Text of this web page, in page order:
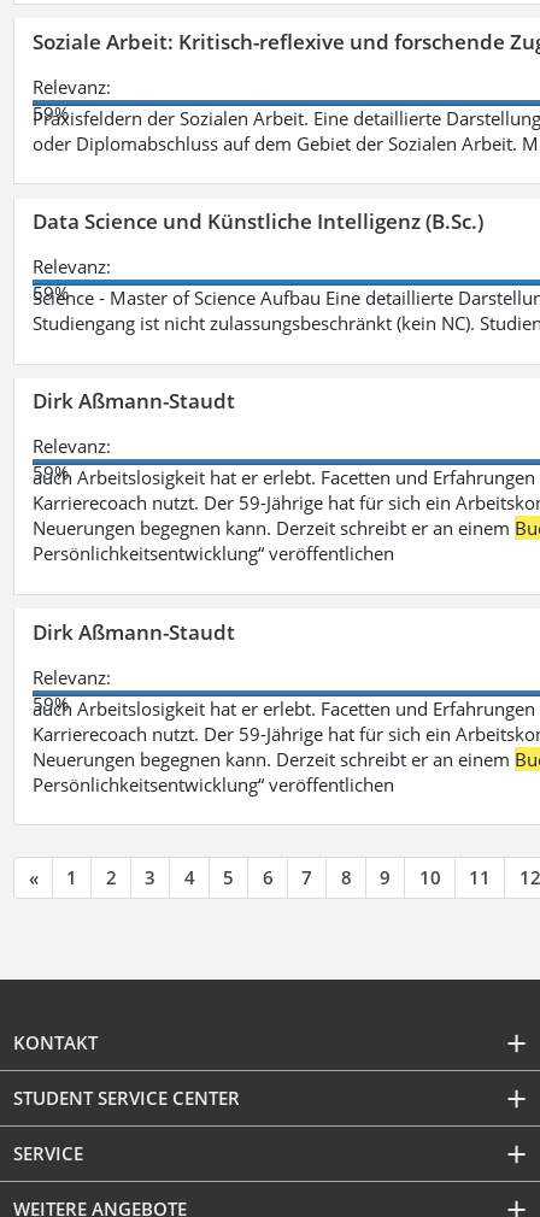
Soziale Arbeit: Kritisch-reflexive und forschende
Relevanz:
59%
Praxisfeldern der Sozialen Arbeit. Eine detaillierte
oder Diplomabschluss auf dem Gebiet der Sozialen Arbeit.
Data Science und Künstliche Intelligenz (B.Sc.)
Relevanz:
59%
Science - Master of Science Aufbau Eine detaillierte
Studiengang ist nicht zulassungsbeschränkt (kein NC).
Dirk Aßmann-Staudt
Relevanz:
59%
auch Arbeitslosigkeit hat er erlebt. Facetten und
Karrierecoach nutzt. Der 59-Jährige hat für sich ein
Neuerungen begegnen kann. Derzeit schreibt er an einem
Persönlichkeitsentwicklung“ veröffentlichen
Dirk Aßmann-Staudt
Relevanz:
59%
auch Arbeitslosigkeit hat er erlebt. Facetten und
Karrierecoach nutzt. Der 59-Jährige hat für sich ein
Neuerungen begegnen kann. Derzeit schreibt er an einem
Persönlichkeitsentwicklung“ veröffentlichen
« 1 2 3 4 5 6 7 8 9 10 11 12
KONTAKT
STUDENT SERVICE CENTER
SERVICE
WEITERE ANGEBOTE